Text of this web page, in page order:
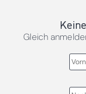
Gleich